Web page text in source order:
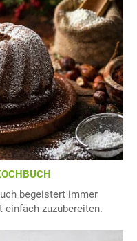
begeistert immer
zuzubereiten.